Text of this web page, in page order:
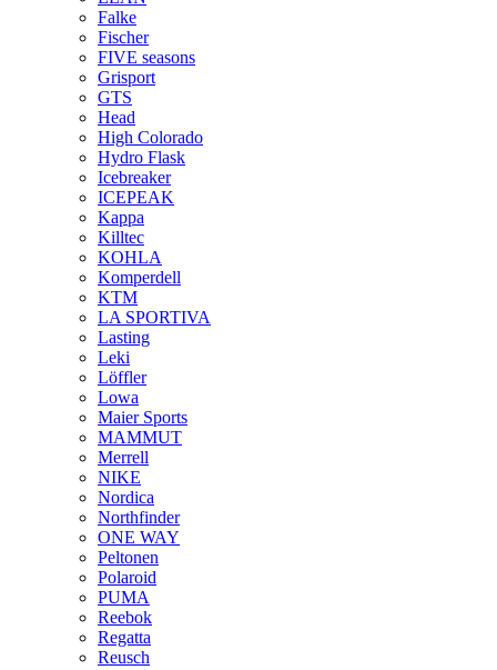
Falke
Fischer
FIVE seasons
Grisport
GTS
Head
High Colorado
Hydro Flask
Icebreaker
ICEPEAK
Kappa
Killtec
KOHLA
Komperdell
KTM
LA SPORTIVA
Lasting
Leki
Löffler
Lowa
Maier Sports
MAMMUT
Merrell
NIKE
Nordica
Northfinder
ONE WAY
Peltonen
Polaroid
PUMA
Reebok
Regatta
Reusch